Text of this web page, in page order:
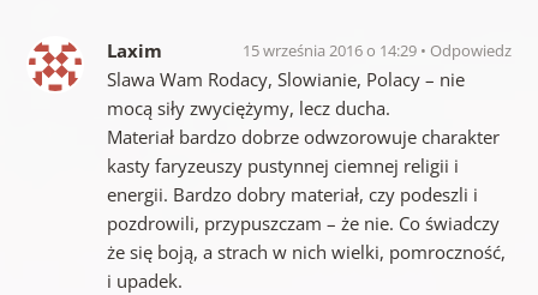
Laxim 15 września 2016 o 14:29 Odpowiedz
Slawa Wam Rodacy, Slowianie, Polacy – nie
mocą siły zwyciężymy, lecz ducha.
Materiał bardzo dobrze odwzorowuje charakter
kasty faryzeuszy pustynnej ciemnej religii i
energii. Bardzo dobry materiał, czy podeszli i
pozdrowili, przypuszczam – że nie. Co świadczy
że się boją, a strach w nich wielki, pomroczność,
i upadek.